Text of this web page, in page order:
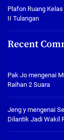
Plafon Ruang
II Tulangan
Recent
Pak Jo mengenai
Raihan 2 Suara
Jeng y mengenai
Dilantik Jadi Wakil